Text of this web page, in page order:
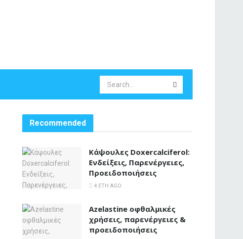
Recommended
Κάψουλες Doxercalciferol:
Ενδείξεις, Παρενέργειες,
Προειδοποιήσεις
4 ΈΤΗ AGO
Azelastine οφθαλμικές
χρήσεις, παρενέργειες &
προειδοποιήσεις